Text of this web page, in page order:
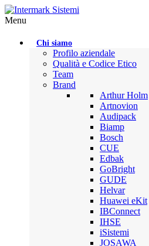
Menu
Chi siamo
Profilo aziendale
Qualità e Codice Etico
Team
Brand
Arthur Holm
Artnovion
Audipack
Biamp
Bosch
CUE
Edbak
GoBright
GUDE
Helvar
Huawei eKit
IBConnect
IHSE
iSistemi
JOSAWA